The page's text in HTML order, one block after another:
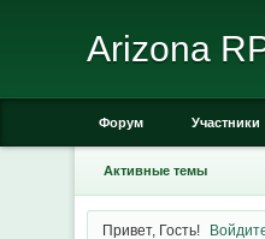
Arizona
Форум Участники
Активные темы
Привет, Гость!